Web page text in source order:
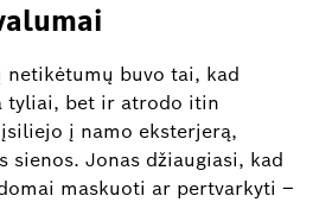
netikėtumų buvo tai, kad
tyliai, bet ir atrodo itin
į namo eksterjerą,
sienos. Jonas džiaugiasi, kad
maskuoti ar pertvarkyti –